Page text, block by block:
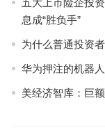
息成“胜负手”
为什么普通投资
华为押注的机器
美经济智库：巨